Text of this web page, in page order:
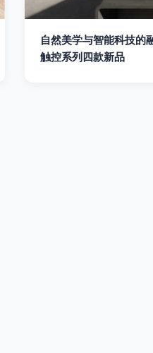
自然美学与智能科技的
触控系列四款新品